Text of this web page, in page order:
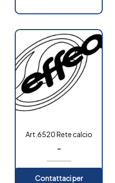
Art.6520 Rete calcio
-
Contattaci per